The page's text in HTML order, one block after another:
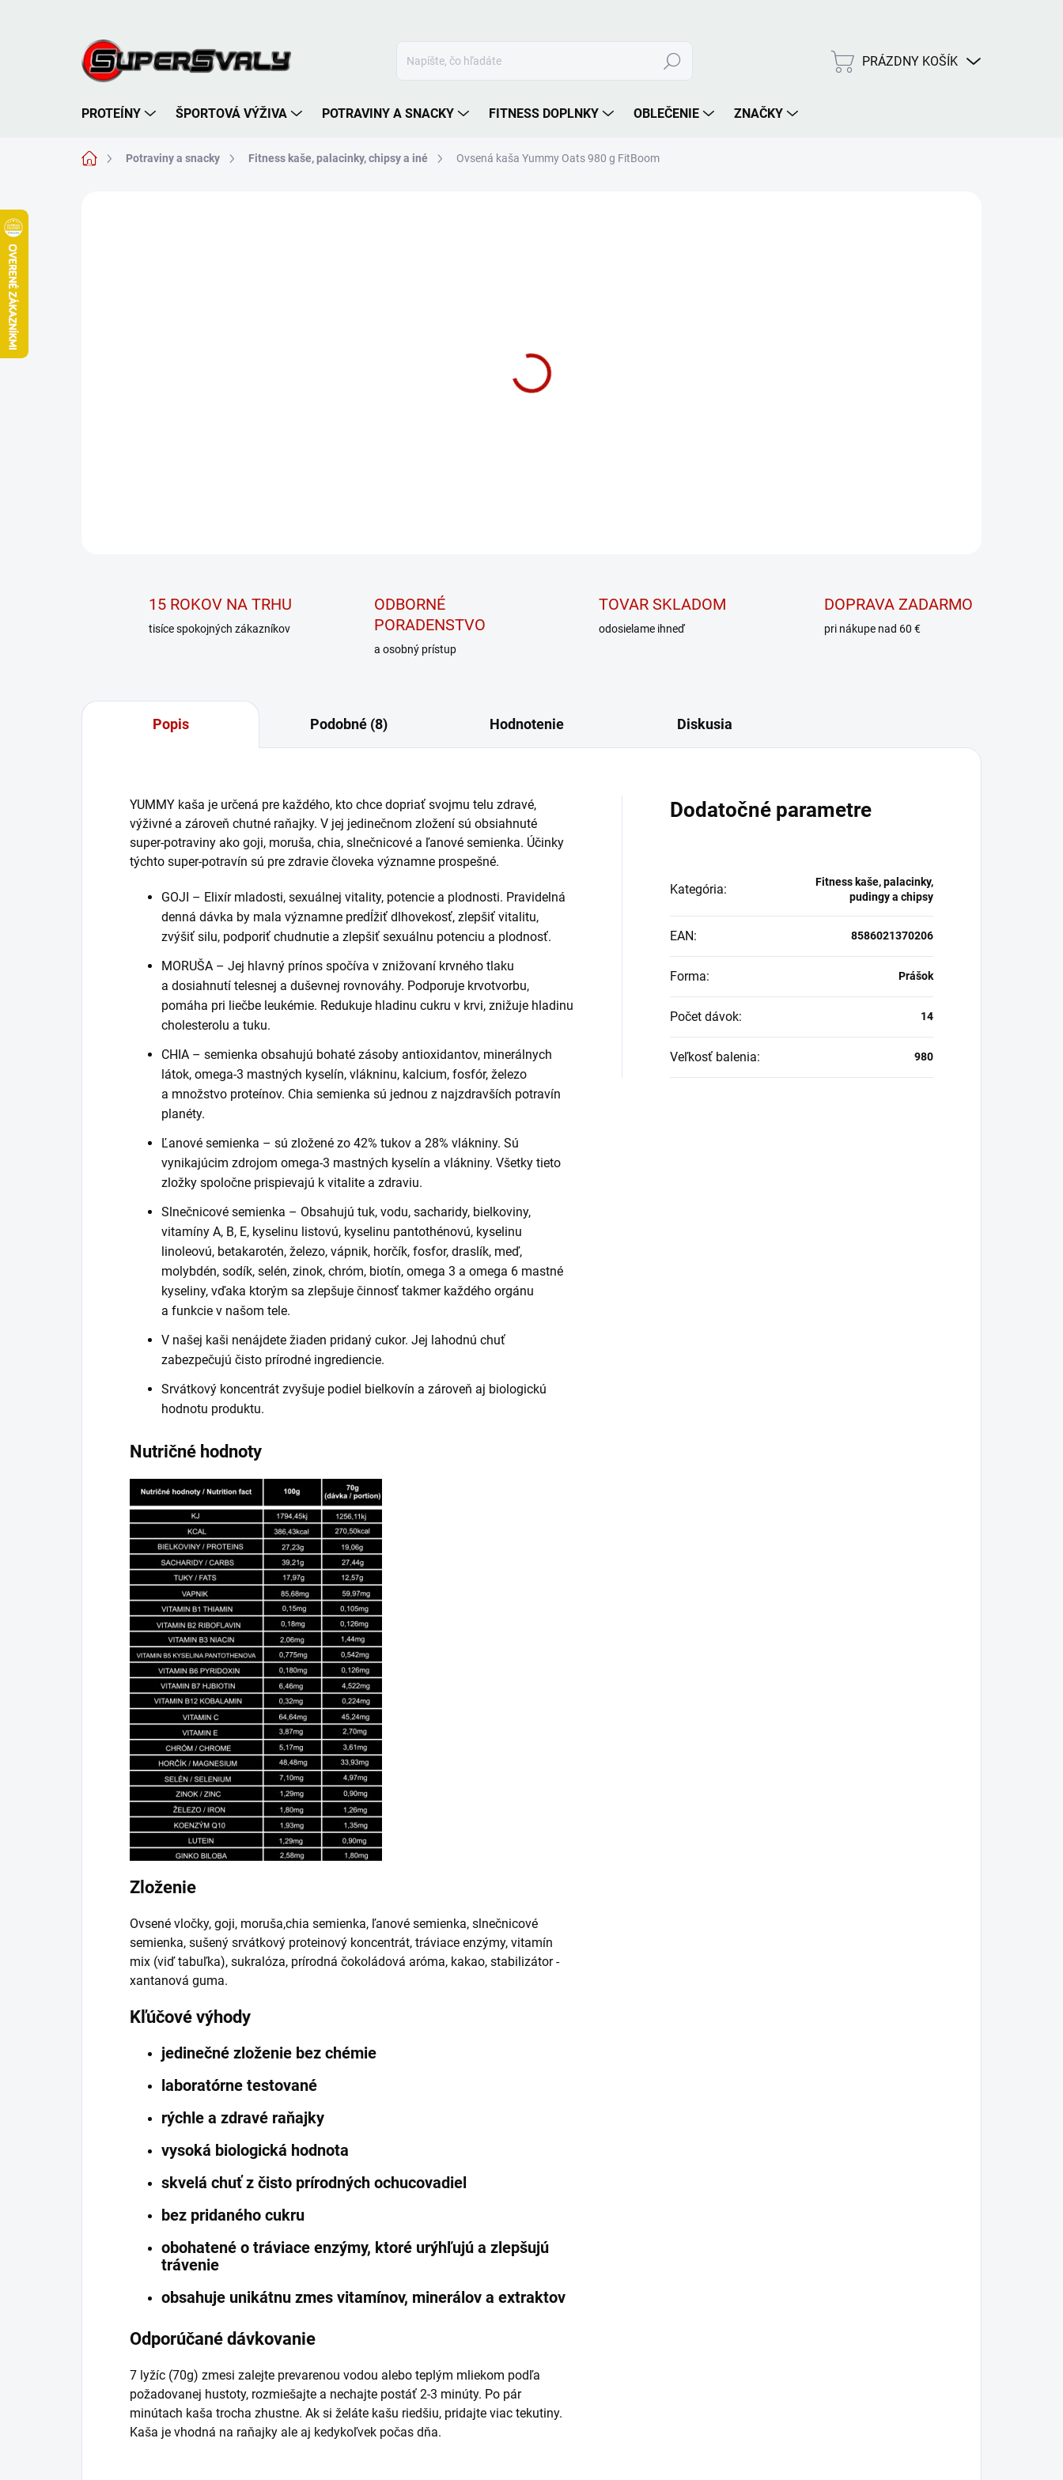
Hľadať
NÁKUPNÝ
PRÁZDNY KOŠÍK
PROTEÍNY ŠPORTOVÁ VÝŽIVA POTRAVINY A SNACKY FITNESS DOPLNKY OBLEČENIE ZNAČKY
DomovPotraviny a snacky Fitness kaše, palacinky, chipsy a iné Ovsená kaša Yummy Oats 980 g FitBoom
MÔŽEME DORUČIŤ DO:
15 ROKOV NA TRHU
tisíce spokojných zákazníkov
ODBORNÉ
PORADENSTVO
a osobný prístup
TOVAR SKLADOM
odosielame ihneď
DOPRAVA ZADARMO
pri nákupe nad 60 €
Popis Podobné (8) Hodnotenie Diskusia
YUMMY kaša je určená pre každého, kto chce dopriať svojmu telu zdravé,
výživné a zároveň chutné raňajky. V jej jedinečnom zložení sú obsiahnuté
super-potraviny ako goji, moruša, chia, slnečnicové a ľanové semienka. Účinky
týchto super-potravín sú pre zdravie človeka významne prospešné.
GOJI – Elixír mladosti, sexuálnej vitality, potencie a plodnosti. Pravidelná
denná dávka by mala významne predĺžiť dlhovekosť, zlepšiť vitalitu,
zvýšiť silu, podporiť chudnutie a zlepšiť sexuálnu potenciu a plodnosť.
MORUŠA – Jej hlavný prínos spočíva v znižovaní krvného tlaku
a dosiahnutí telesnej a duševnej rovnováhy. Podporuje krvotvorbu,
pomáha pri liečbe leukémie. Redukuje hladinu cukru v krvi, znižuje hladinu
cholesterolu a tuku.
CHIA – semienka obsahujú bohaté zásoby antioxidantov, minerálnych
látok, omega-3 mastných kyselín, vlákninu, kalcium, fosfór, železo
a množstvo proteínov. Chia semienka sú jednou z najzdravších potravín
planéty.
Ľanové semienka – sú zložené zo 42% tukov a 28% vlákniny. Sú
vynikajúcim zdrojom omega-3 mastných kyselín a vlákniny. Všetky tieto
zložky spoločne prispievajú k vitalite a zdraviu.
Slnečnicové semienka – Obsahujú tuk, vodu, sacharidy, bielkoviny,
vitamíny A, B, E, kyselinu listovú, kyselinu pantothénovú, kyselinu
linoleovú, betakarotén, železo, vápnik, horčík, fosfor, draslík, meď,
molybdén, sodík, selén, zinok, chróm, biotín, omega 3 a omega 6 mastné
kyseliny, vďaka ktorým sa zlepšuje činnosť takmer každého orgánu
a funkcie v našom tele.
V našej kaši nenájdete žiaden pridaný cukor. Jej lahodnú chuť
zabezpečujú čisto prírodné ingrediencie.
Srvátkový koncentrát zvyšuje podiel bielkovín a zároveň aj biologickú
hodnotu produktu.
Nutričné hodnoty
Zloženie
Ovsené vločky, goji, moruša,chia semienka, ľanové semienka, slnečnicové
semienka, sušený srvátkový proteinový koncentrát, tráviace enzýmy, vitamín
mix (viď tabuľka), sukralóza, prírodná čokoládová aróma, kakao, stabilizátor -
xantanová guma.
Kľúčové výhody
jedinečné zloženie bez chémie
laboratórne testované
rýchle a zdravé raňajky
vysoká biologická hodnota
skvelá chuť z čisto prírodných ochucovadiel
bez pridaného cukru
obohatené o tráviace enzýmy, ktoré urýhľujú a zlepšujú
trávenie
obsahuje unikátnu zmes vitamínov, minerálov a extraktov
Odporúčané dávkovanie
7 lyžíc (70g) zmesi zalejte prevarenou vodou alebo teplým mliekom podľa
požadovanej hustoty, rozmiešajte a nechajte postáť 2-3 minúty. Po pár
minútach kaša trocha zhustne. Ak si želáte kašu riedšiu, pridajte viac tekutiny.
Kaša je vhodná na raňajky ale aj kedykoľvek počas dňa.
Dodatočné parametre
Kategória:
Fitness kaše, palacinky,
pudingy a chipsy
EAN: 8586021370206
Forma: Prášok
Počet dávok: 14
Veľkosť balenia: 980